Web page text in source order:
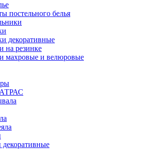
постельного белья
декоративные
на резинке
махровые и велюровые